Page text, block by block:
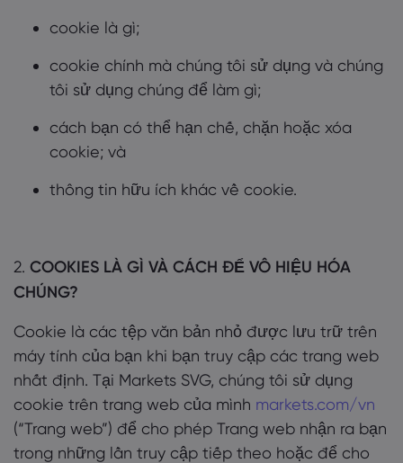
cookie là gì;
cookie chính mà chúng tôi sử dụng và chúng
tôi sử dụng chúng để làm gì;
cách bạn có thể hạn chế, chặn hoặc xóa
cookie; và
thông tin hữu ích khác về cookie.
2. COOKIES LÀ GÌ VÀ CÁCH ĐỂ VÔ HIỆU HÓA
CHÚNG?
Cookie là các tệp văn bản nhỏ được lưu trữ trên
máy tính của bạn khi bạn truy cập các trang web
nhất định. Tại Markets SVG, chúng tôi sử dụng
cookie trên trang web của mình markets.com/vn
(“Trang web”) để cho phép Trang web nhận ra bạn
trong những lần truy cập tiếp theo hoặc để cho